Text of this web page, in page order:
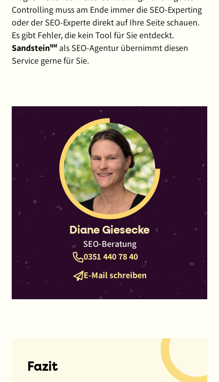
Controlling muss am Ende immer die SEO-Experting
oder der SEO-Experte direkt auf Ihre Seite schauen.
Es gibt Fehler, die kein Tool für Sie entdeckt.
SandsteinNM als SEO-Agentur übernimmt diesen
Service gerne für Sie.
Diane Giesecke
SEO-Beratung
Telefon
0351 440 78 40
E-
Mail
E-Mail schreiben
Fazit